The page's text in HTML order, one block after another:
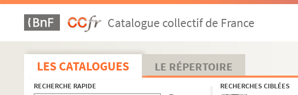
Catalogue collectif de France
LES CATALOGUES LE RÉPERTOIRE
RECHERCHE RAPIDE RECHERCHES CIBLÉES